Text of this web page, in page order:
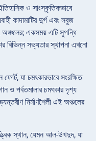
ও সাংস্কৃতিকভাবে
কাদামাটির দুর্গ এবং সবুজ
একসময় এটি সুগন্ধি
বিভিন্ন সভ্যতার স্থাপনা এখনো
যা চমৎকারভাবে সংরক্ষিত
ও পর্বতমালার চমৎকার দৃশ্য
নির্মাণশৈলী এই অঞ্চলের
স্থান, যেমন আল-উখদুদ, যা